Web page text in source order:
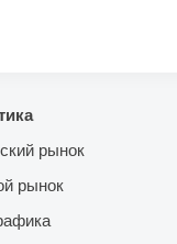
рынок
рынок